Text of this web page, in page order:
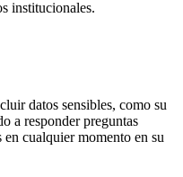
institucionales.
datos sensibles, como su
a responder preguntas
en cualquier momento en su